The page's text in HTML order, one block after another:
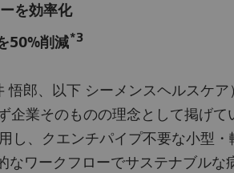
を効率化
50%削減*3
郎、以下 シーメンスヘルスケア
企業そのものの理念として掲げて
し、クエンチパイプ不要な小型・
なワークフローでサステナブルな